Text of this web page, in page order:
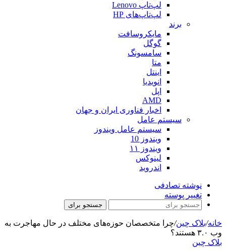
لپ‌تاپ Lenovo
لپ‌تاپ‌های HP
برند
مایکروسافت
گوگل
سامسونگ
متا
اینتل
انویدیا
اپل
AMD
اخبار فناوری ایران و جهان
سیستم عامل
سیستم عامل ویندوز
ویندوز 10
ویندوز ۱۱
لینوکس
اندروید
نوشته تصادفی
تغییر پوسته
جستجو برای
خانه/بلاک چین/چرا متخصصان حوزه‌های مختلف در حال مهاجرت به
وب ۳.۰ هستند؟
بلاک چین